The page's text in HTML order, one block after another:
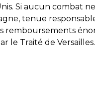
Si aucun combat
tenue
remboursements
le Traité de Versailles.